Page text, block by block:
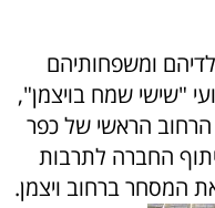
ומשפחותיהם
"שישי שמח בויצמן",
הראשי של כפר
החברה לתרבות
המסחר ברחוב ויצמן.